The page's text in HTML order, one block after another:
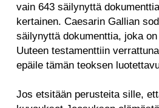
vain 643 säilynyttä
kertainen. Caesarin Gallian
säilynyttä dokumenttia, joka
Uuteen testamenttiin
epäile tämän teoksen
Jos etsitään perusteita sille,